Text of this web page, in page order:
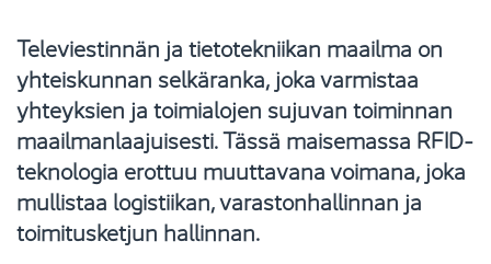
Televiestinnän ja tietotekniikan maailma on
yhteiskunnan selkäranka, joka varmistaa
yhteyksien ja toimialojen sujuvan toiminnan
maailmanlaajuisesti. Tässä maisemassa RFID-
teknologia erottuu muuttavana voimana, joka
mullistaa logistiikan, varastonhallinnan ja
toimitusketjun hallinnan.